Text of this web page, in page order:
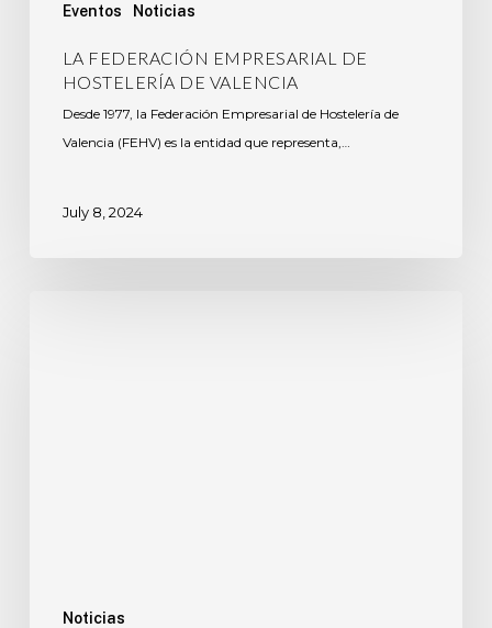
Eventos Noticias
LA FEDERACIÓN EMPRESARIAL DE
HOSTELERÍA DE VALENCIA
Desde 1977, la Federación Empresarial de Hostelería de
Valencia (FEHV) es la entidad que representa,…
July 8, 2024
Noticias